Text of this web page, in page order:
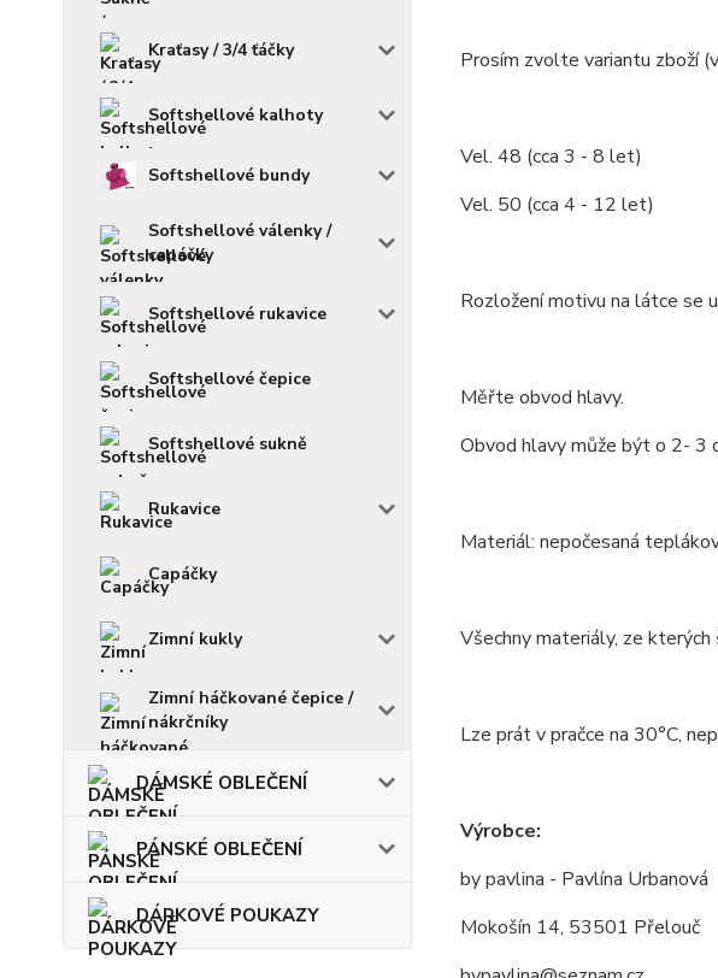
Kraťasy / 3/4 ťáčky
Softshellové kalhoty
Softshellové bundy
Softshellové válenky /
capáčky
Softshellové rukavice
Softshellové čepice
Softshellové sukně
Rukavice
Capáčky
Zimní kukly
Zimní háčkované čepice /
nákrčníky
DÁMSKÉ OBLEČENÍ
PÁNSKÉ OBLEČENÍ
DÁRKOVÉ POUKAZY
Prosím zvolte variantu zboží
Vel. 48 (cca 3 - 8 let)
Vel. 50 (cca 4 - 12 let)
Rozložení motivu na látce se
Měřte obvod hlavy.
Obvod hlavy může být o 2- 3
Materiál: nepočesaná
Všechny materiály, ze
Lze prát v pračce na 30°C,
Výrobce:
by pavlina - Pavlína Urbanová
Mokošín 14, 53501 Přelouč